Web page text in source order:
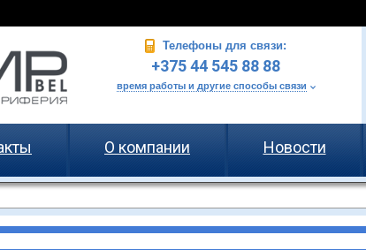
Телефоны для связи:
+375 44 545 88 88
время работы и другие способы связи
О компании Новости